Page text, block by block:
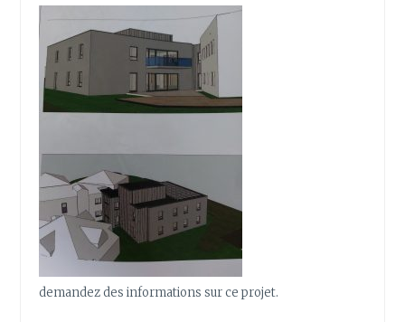
demandez des informations sur ce projet.